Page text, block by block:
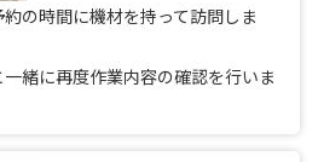
の時間に機材を持って訪問しま
緒に再度作業内容の確認を行いま